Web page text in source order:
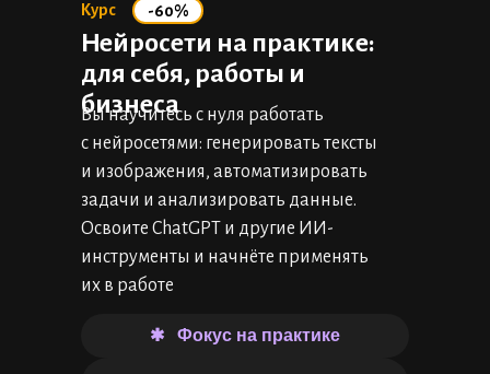
Нейросети на практике:
для себя, работы и
бизнеса
Курс
Вы научитесь с нуля работать
с нейросетями: генерировать тексты
и изображения, автоматизировать
задачи и анализировать данные.
Освоите ChatGPT и другие ИИ-
инструменты и начнёте применять
их в работе
-60%
✱⠀Фокус на практике